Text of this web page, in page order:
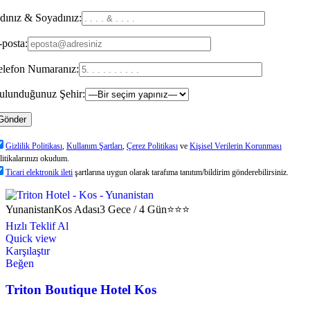
& Soyadınız:
Numaranız:
Şehir:
Gizlilik Politikası Kullanım Şartları Çerez Politikası ve Kişisel Verilerin Korunması
okudum.
Ticari elektronik ileti şartlarına uygun olarak tarafıma tanıtım/bildirim gönderebilirsiniz.
YunanistanKos Adası3 Gece / 4 Gün⭐⭐⭐
Hızlı Teklif Al
Quick view
Karşılaştır
Beğen
Triton Boutique Hotel Kos